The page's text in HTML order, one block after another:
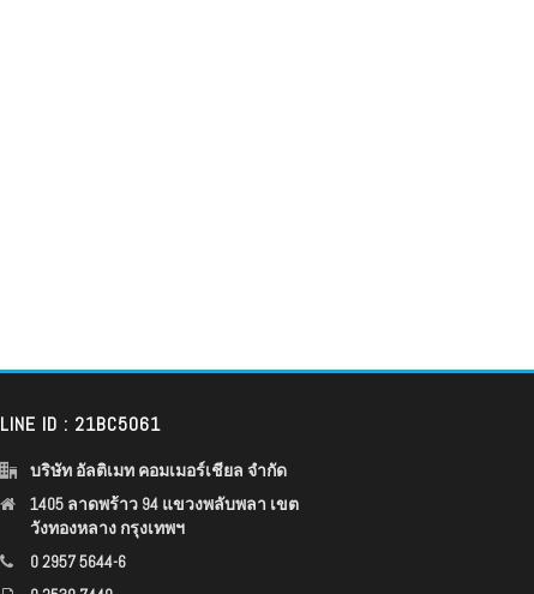
LINE ID : 21BC5061
บริษัท อัลติเมท คอมเมอร์เชียล จำกัด
1405 ลาดพร้าว 94 แขวงพลับพลา เขต
วังทองหลาง กรุงเทพฯ
0 2957 5644-6